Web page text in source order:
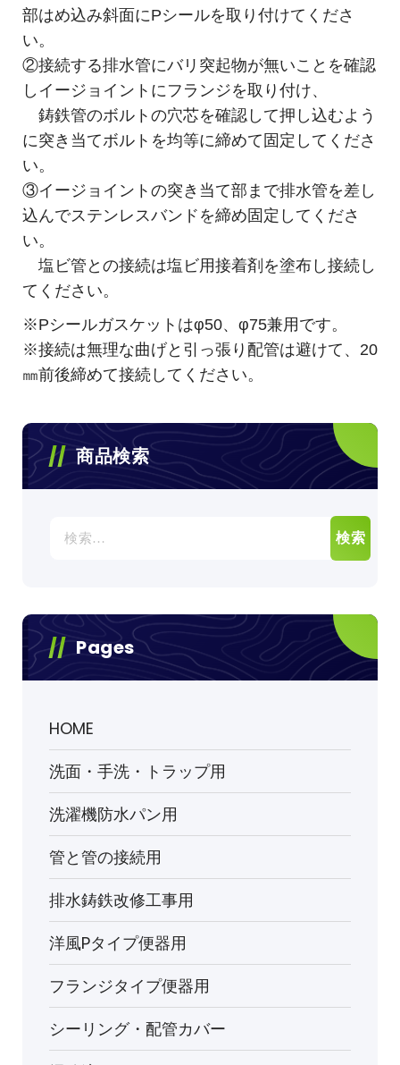
部はめ込み斜面にPシールを取り付けてくださ
い。
②接続する排水管にバリ突起物が無いことを確認
しイージョイントにフランジを取り付け、
鋳鉄管のボルトの穴芯を確認して押し込むよう
に突き当てボルトを均等に締めて固定してくださ
い。
③イージョイントの突き当て部まで排水管を差し
込んでステンレスバンドを締め固定してくださ
い。
塩ビ管との接続は塩ビ用接着剤を塗布し接続し
てください。
※Pシールガスケットはφ50、φ75兼用です。
※接続は無理な曲げと引っ張り配管は避けて、20
㎜前後締めて接続してください。
商品検索
索:
Pages
HOME
洗面・手洗・トラップ用
洗濯機防水パン用
管と管の接続用
排水鋳鉄改修工事用
洋風Pタイプ便器用
フランジタイプ便器用
シーリング・配管カバー